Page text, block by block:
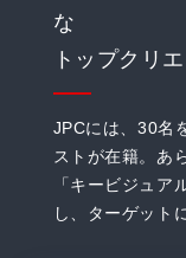
な
トップクリ
JPCには、30名
ストが在籍。あ
「キービジュア
し、ターゲット